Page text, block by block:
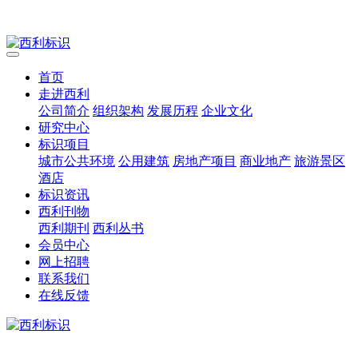
首页
走进西利
公司简介 组织架构 发展历程 企业文化
研究中心
标识项目
城市公共环境 公用建筑 房地产项目 商业地产 旅游景区
酒店
标识资讯
西利刊物
西利期刊 西利丛书
会员中心
网上招聘
联系我们
在线反馈